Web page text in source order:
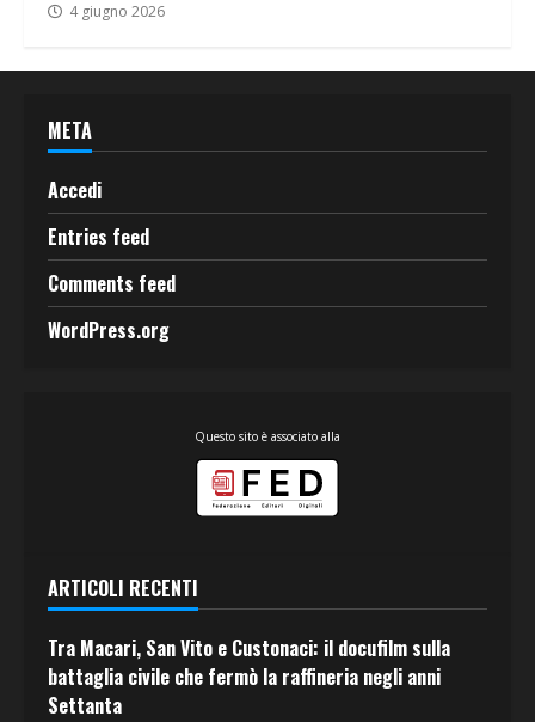
4 giugno 2026
META
Accedi
Entries feed
Comments feed
WordPress.org
Questo sito è associato alla
ARTICOLI RECENTI
Tra Macari, San Vito e Custonaci: il docufilm sulla
battaglia civile che fermò la raffineria negli anni
Settanta